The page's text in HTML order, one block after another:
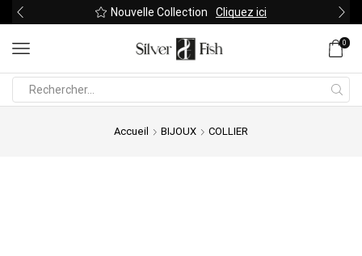
Nouvelle Collection Cliquez ici
0
Accueil BIJOUX COLLIER